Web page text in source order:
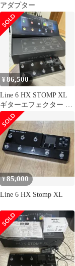
アダプター
¥86,500
Line 6 HX STOMP XL
ギターエフェクター 本
体
¥85,000
Line 6 HX Stomp XL